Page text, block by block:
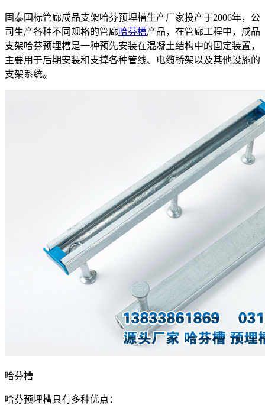
固泰国标管廊成品支架哈芬预埋槽生产厂家投产于2006年，公
司生产各种不同规格的管廊哈芬槽产品，在管廊工程中，成品
支架哈芬预埋槽是一种预先安装在混凝土结构中的固定装置，
主要用于后期安装和支撑各种管线、电缆桥架以及其他设施的
支架系统。
哈芬槽
哈芬预埋槽具有多种优点：